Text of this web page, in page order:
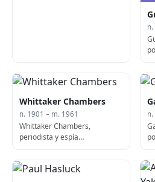
Whittaker Chambers
n. 1901 – m. 1961
Whittaker Chambers,
periodista y espía